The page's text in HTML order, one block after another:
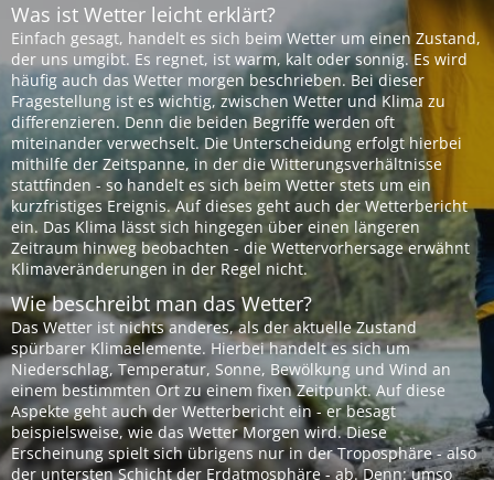
Was ist Wetter leicht erklärt?
Einfach gesagt, handelt es sich beim Wetter um einen Zustand,
der uns umgibt. Es regnet, ist warm, kalt oder sonnig. Es wird
häufig auch das Wetter morgen beschrieben. Bei dieser
Fragestellung ist es wichtig, zwischen Wetter und Klima zu
differenzieren. Denn die beiden Begriffe werden oft
miteinander verwechselt. Die Unterscheidung erfolgt hierbei
mithilfe der Zeitspanne, in der die Witterungsverhältnisse
stattfinden - so handelt es sich beim Wetter stets um ein
kurzfristiges Ereignis. Auf dieses geht auch der Wetterbericht
ein. Das Klima lässt sich hingegen über einen längeren
Zeitraum hinweg beobachten - die Wettervorhersage erwähnt
Klimaveränderungen in der Regel nicht.
Wie beschreibt man das Wetter?
Das Wetter ist nichts anderes, als der aktuelle Zustand
spürbarer Klimaelemente. Hierbei handelt es sich um
Niederschlag, Temperatur, Sonne, Bewölkung und Wind an
einem bestimmten Ort zu einem fixen Zeitpunkt. Auf diese
Aspekte geht auch der Wetterbericht ein - er besagt
beispielsweise, wie das Wetter Morgen wird. Diese
Erscheinung spielt sich übrigens nur in der Troposphäre - also
der untersten Schicht der Erdatmosphäre - ab. Denn: umso